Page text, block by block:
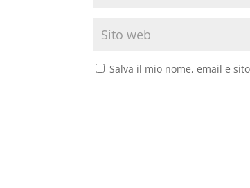
Salva il mio nome, email e